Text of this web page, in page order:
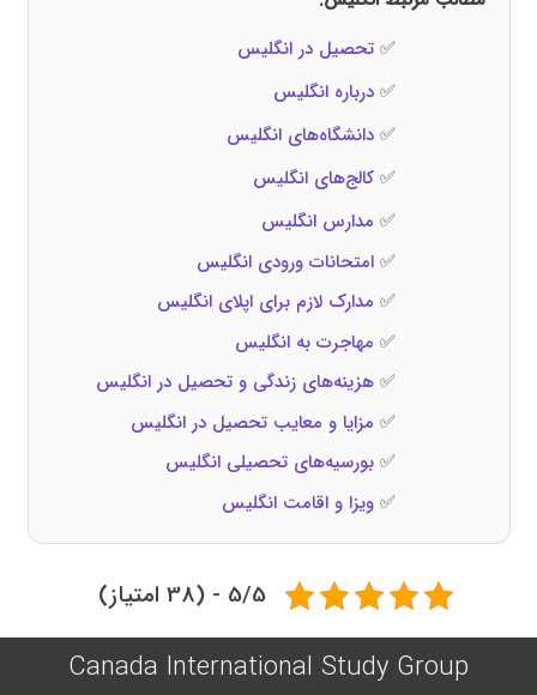
✅تحصیل در انگلیس
✅درباره انگلیس
✅دانشگاه‌های انگلیس
✅کالج‌های انگلیس
✅ مدارس انگلیس
✅امتحانات ورودی انگلیس
✅ مدارک لازم برای اپلای انگلیس
✅ مهاجرت به انگلیس
✅هزینه‌های زندگی و تحصیل در انگلیس
✅ مزایا و معایب تحصیل در انگلیس
✅بورسیه‌های تحصیلی انگلیس
✅ویزا و اقامت انگلیس
5/5 - (38 امتیاز)
Canada International Study Group